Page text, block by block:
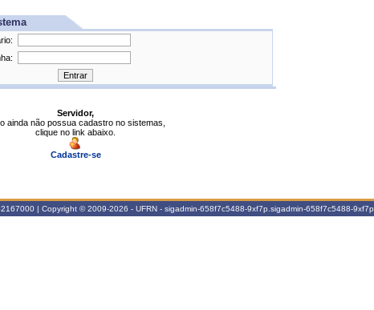
Servidor,
ainda não possua cadastro no sistemas,
clique no link abaixo.
Cadastre-se
| Copyright © 2009-2026 - UFRN - sigadmin-658f7c5488-9xf7p.sigadmin-658f7c5488-9xf7p